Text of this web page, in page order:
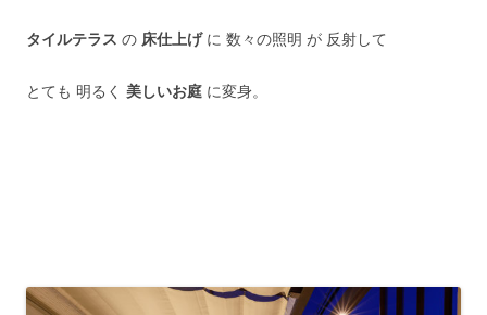
タイルテラス の 床仕上げに 数々の照明 が 反射して
とても 明るく 美しいお庭 に変身。